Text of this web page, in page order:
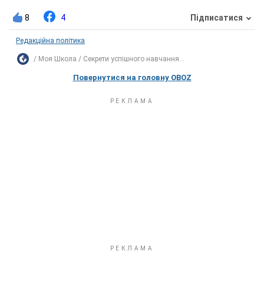
8 4 Підписатися
Редакційна політика
Моя Школа Секрети успішного навчання...
Повернутися на головну OBOZ